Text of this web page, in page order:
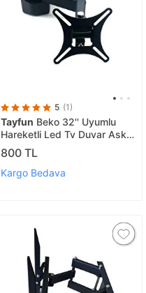
5 (1)
Tayfun Beko 32'' Uyumlu
Hareketli Led Tv Duvar Askı
Aparatı
800 TL
Kargo Bedava